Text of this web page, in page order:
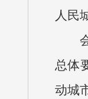
人民
总体
动城